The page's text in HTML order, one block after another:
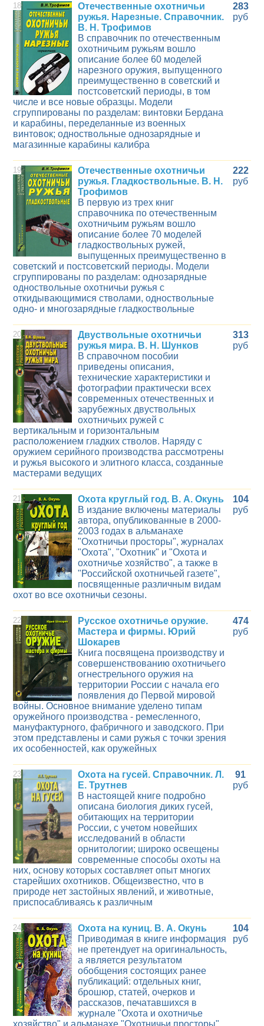
18
Отечественные охотничьи
ружья. Нарезные. Справочник.
В. Н. Трофимов
В справочник по отечественным
охотничьим ружьям вошло
описание более 60 моделей
нарезного оружия, выпущенного
преимущественно в советский и
постсоветский периоды, в том
числе и все новые образцы. Модели
сгруппированы по разделам: винтовки Бердана
и карабины, переделанные из военных
винтовок; одноствольные однозарядные и
магазинные карабины калибра
283
руб
19
Отечественные охотничьи
ружья. Гладкоствольные. В. Н.
Трофимов
В первую из трех книг
справочника по отечественным
охотничьим ружьям вошло
описание более 70 моделей
гладкоствольных ружей,
выпущенных преимущественно в
советский и постсоветский периоды. Модели
сгруппированы по разделам: однозарядные
одноствольные охотничьи ружья с
откидывающимися стволами, одноствольные
одно- и многозарядные гладкоствольные
222
руб
20
Двуствольные охотничьи
ружья мира. В. Н. Шунков
В справочном пособии
приведены описания,
технические характеристики и
фотографии практически всех
современных отечественных и
зарубежных двуствольных
охотничьих ружей с
вертикальным и горизонтальным
расположением гладких стволов. Наряду с
оружием серийного производства рассмотрены
и ружья высокого и элитного класса, созданные
мастерами ведущих
313
руб
21
Охота круглый год. В. А. Окунь
В издание включены материалы
автора, опубликованные в 2000-
2003 годах в альманахе
"Охотничьи просторы", журналах
"Охота", "Охотник" и "Охота и
охотничье хозяйство", а также в
"Российской охотничьей газете",
посвященные различным видам
охот во все охотничьи сезоны.
104
руб
22
Русское охотничье оружие.
Мастера и фирмы. Юрий
Шокарев
Книга посвящена производству и
совершенствованию охотничьего
огнестрельного оружия на
территории России с начала его
появления до Первой мировой
войны. Основное внимание уделено типам
оружейного производства - ремесленного,
мануфактурного, фабричного и заводского. При
этом представлены и сами ружья с точки зрения
их особенностей, как оружейных
474
руб
23
Охота на гусей. Справочник. Л.
Е. Трутнев
В настоящей книге подробно
описана биология диких гусей,
обитающих на территории
России, с учетом новейших
исследований в области
орнитологии; широко освещены
современные способы охоты на
них, основу которых составляет опыт многих
старейших охотников. Общеизвестно, что в
природе нет застойных явлений, и животные,
приспосабливаясь к различным
91
руб
24
Охота на куниц. В. А. Окунь
Приводимая в книге информация
не претендует на оригинальность,
а является результатом
обобщения состоящих ранее
публикаций: отдельных книг,
брошюр, статей, очерков и
рассказов, печатавшихся в
журнале "Охота и охотничье
хозяйство" и альманахе "Охотничьи просторы"
104
руб